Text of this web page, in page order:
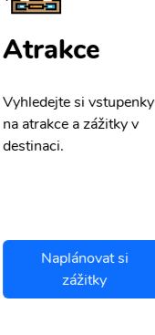
Atrakce
Vyhledejte si vstupenky
na atrakce a zážitky v
destinaci.
Naplánovat si
zážitky